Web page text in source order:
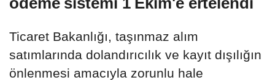
Ticaret Bakanlığı, taşınmaz alım
satımlarında dolandırıcılık ve kayıt dışılığın
önlenmesi amacıyla zorunlu hale